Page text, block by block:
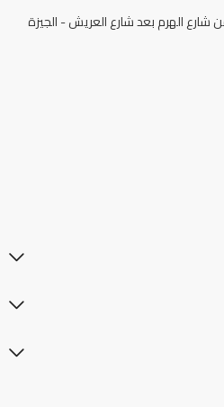
شارع الهرم بعد شارع العريش - الجيزة